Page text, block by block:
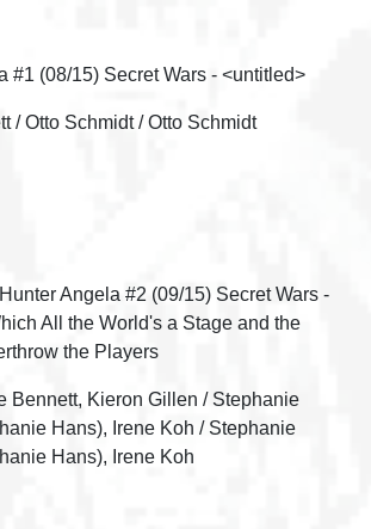
#1 (08/15) Secret Wars - <untitled>
Otto Schmidt / Otto Schmidt
Angela #2 (09/15) Secret Wars -
All the World's a Stage and the
the Players
Kieron Gillen / Stephanie
Hans), Irene Koh / Stephanie
Hans), Irene Koh